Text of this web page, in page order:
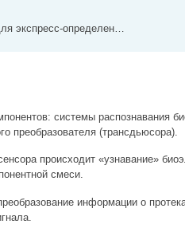
экспресс-определен…
системы распознавания
преобразователя (трансдьюсора).
происходит «узнавание»
смеси.
информации о